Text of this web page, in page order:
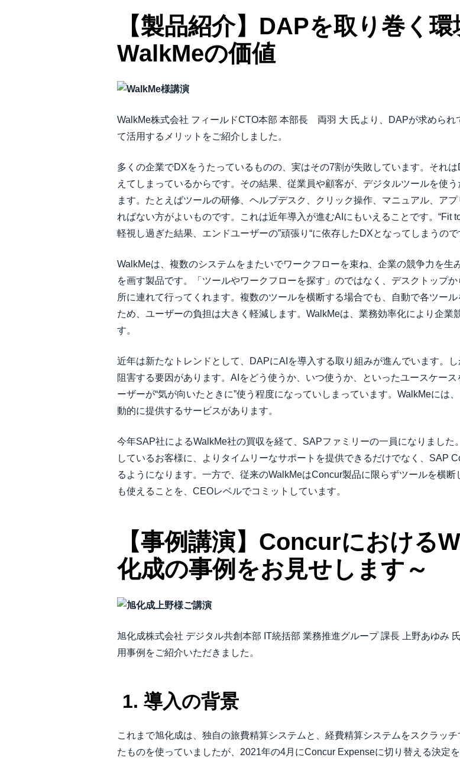
【製品紹介】DAPを取り巻く
WalkMeの価値
WalkMe株式会社 フィールドCTO本部 本部長 両羽 大 氏より、DAPが求めら
て活用するメリットをご紹介しました。
多くの企業でDXをうたっているものの、実はその7割が失敗しています。それ
えてしまっているからです。その結果、従業員や顧客が、デジタルツールを使
ます。たとえばツールの研修、ヘルプデスク、クリック操作、マニュアル、ア
ればない方がよいものです。これは近年導入が進むAIにもいえることです。“Fit
軽視し過ぎた結果、エンドユーザーの”頑張り“に依存したDXとなってしまうので
WalkMeは、複数のシステムをまたいでワークフローを束ね、企業の競争力を
を画す製品です。「ツールやワークフローを探す」のではなく、デスクトップ
所に連れて行ってくれます。複数のツールを横断する場合でも、自動で各ツー
ため、ユーザーの負担は大きく軽減します。WalkMeは、業務効率化により企業
す。
近年は新たなトレンドとして、DAPにAIを導入する取り組みが進んでいます。
阻害する要因があります。AIをどう使うか、いつ使うか、といったユースケー
ーザーが“気が向いたときに”使う程度になっていしまっています。WalkMeには
動的に提供するサービスがあります。
今年SAP社によるWalkMe社の買収を経て、SAPファミリーの一員になりまし
しているお客様に、よりタイムリーなサポートを提供できるだけでなく、SAP
るようになります。一方で、従来のWalkMeはConcur製品に限らずツールを横
も使えることを、CEOレベルでコミットしています。
【事例講演】Concurにおける
化成の事例をお見せします～
旭化成株式会社 デジタル共創本部 IT統括部 業務推進グループ 課長 上野あゆみ
用事例をご紹介いただきました。
1. 導入の背景
これまで旭化成は、独自の旅費精算システムと、経費精算システムをスクラッ
たものを使っていましたが、2021年の4月にConcur Expenseに切り替える決定を